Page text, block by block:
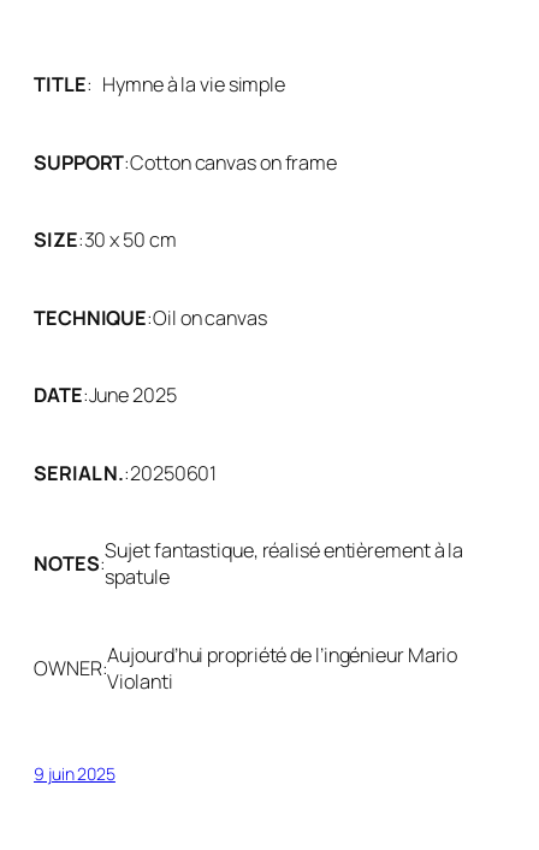
TITLE: Hymne à la vie simple
SUPPORT:Cotton canvas on frame
SIZE:30 x 50 cm
TECHNIQUE:Oil on canvas
DATE:June 2025
SERIAL N.:20250601
NOTES:Sujet fantastique, réalisé entièrement à la
spatule
OWNER:Aujourd’hui propriété de l’ingénieur Mario
Violanti
9 juin 2025